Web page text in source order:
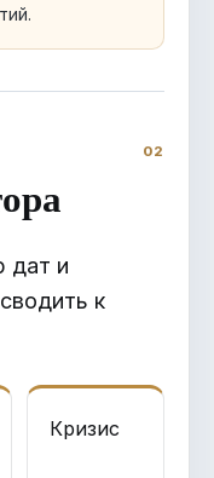
дат и
к
Кризис